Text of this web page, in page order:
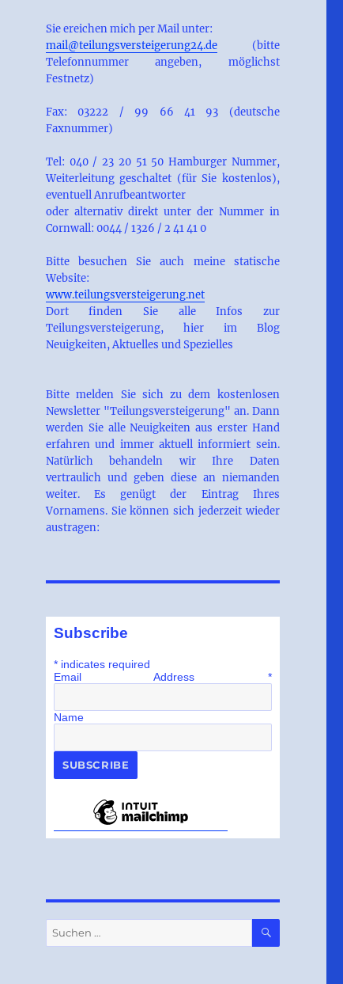
Sie ereichen mich per Mail unter:
mail@teilungsversteigerung24.de(bitte
Telefonnummer angeben, möglichst
Festnetz)
Fax: 03222 / 99 66 41 93 (deutsche
Faxnummer)
Tel: 040 / 23 20 51 50 Hamburger Nummer,
Weiterleitung geschaltet (für Sie kostenlos),
eventuell Anrufbeantworter
oder alternativ direkt unter der Nummer in
Cornwall: 0044 / 1326 / 2 41 41 0
Bitte besuchen Sie auch meine statische
Website:
www.teilungsversteigerung.net
Dort finden Sie alle Infos zur
Teilungsversteigerung, hier im Blog
Neuigkeiten, Aktuelles und Spezielles
Bitte melden Sie sich zu dem kostenlosen
Newsletter "Teilungsversteigerung" an. Dann
werden Sie alle Neuigkeiten aus erster Hand
erfahren und immer aktuell informiert sein.
Natürlich behandeln wir Ihre Daten
vertraulich und geben diese an niemanden
weiter. Es genügt der Eintrag Ihres
Vornamens. Sie können sich jederzeit wieder
austragen:
Subscribe
*indicates required
Email Address *
Name
Suchen
nach:
SUCHEN